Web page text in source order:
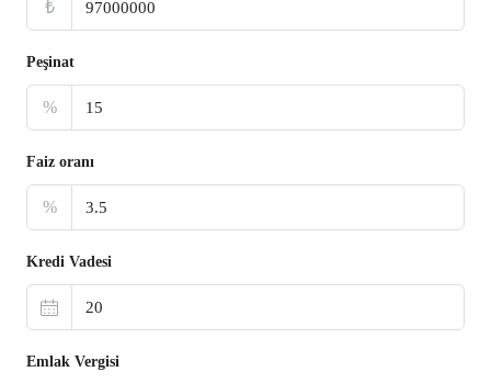
₺
Peşinat
%
Faiz oranı
%
Kredi Vadesi
Emlak Vergisi